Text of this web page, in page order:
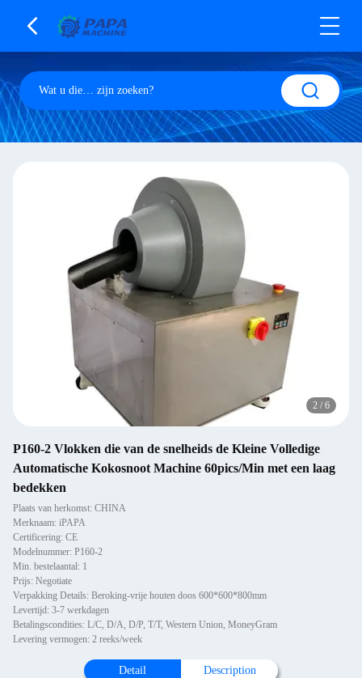
2 / 6
P160-2 Vlokken die van de snelheids de Kleine Volledige
Automatische Kokosnoot Machine 60pics/Min met een laag
bedekken
Plaats van herkomst: CHINA
Merknaam: iPAPA
Certificering: CE
Modelnummer: P160-2
Min. bestelaantal: 1
Prijs: Negotiate
Verpakking Details: Beroking-vrije houten doos 600*600*800mm
Levertijd: 3-7 werkdagen
Betalingscondities: L/C, D/A, D/P, T/T, Western Union, MoneyGram
Levering vermogen: 2 reeks/week
Detail Description